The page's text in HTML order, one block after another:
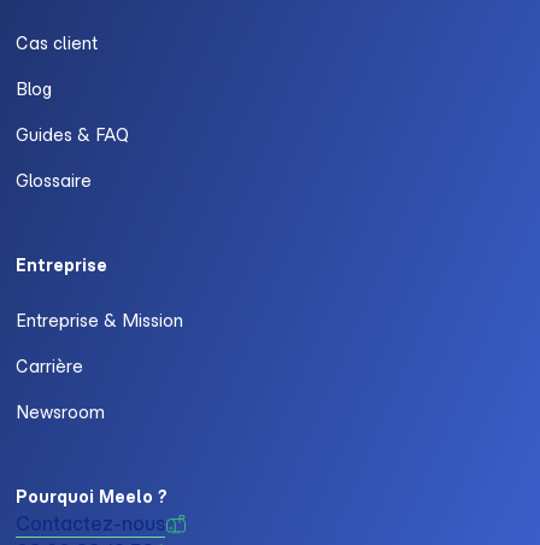
Cas client
Blog
Guides & FAQ
Glossaire
Entreprise
Entreprise & Mission
Carrière
Newsroom
Pourquoi Meelo ?
Contactez-nous